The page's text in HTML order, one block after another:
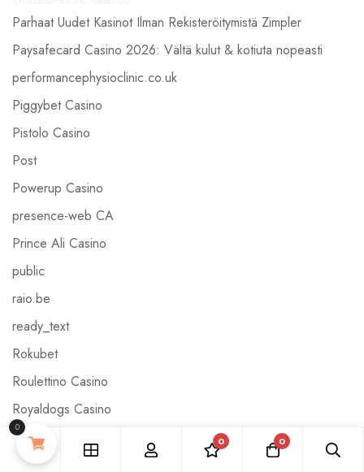
Parhaat Uudet Kasinot Ilman Rekisteröitymistä Zimpler
Paysafecard Casino 2026: Vältä kulut & kotiuta nopeasti
performancephysioclinic.co.uk
Piggybet Casino
Pistolo Casino
Post
Powerup Casino
presence-web CA
Prince Ali Casino
public
raio.be
ready_text
Rokubet
Roulettino Casino
Royaldogs Casino
ryestantony.org.uk
Skokka
0 0
0